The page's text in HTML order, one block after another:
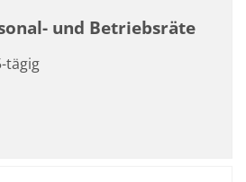
und Betriebsräte
tägig